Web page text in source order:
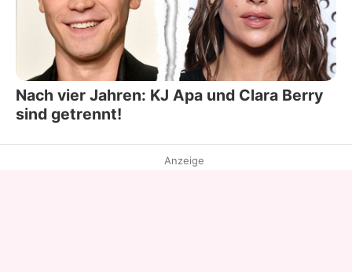
Nach vier Jahren: KJ Apa und Clara Berry
sind getrennt!
Anzeige